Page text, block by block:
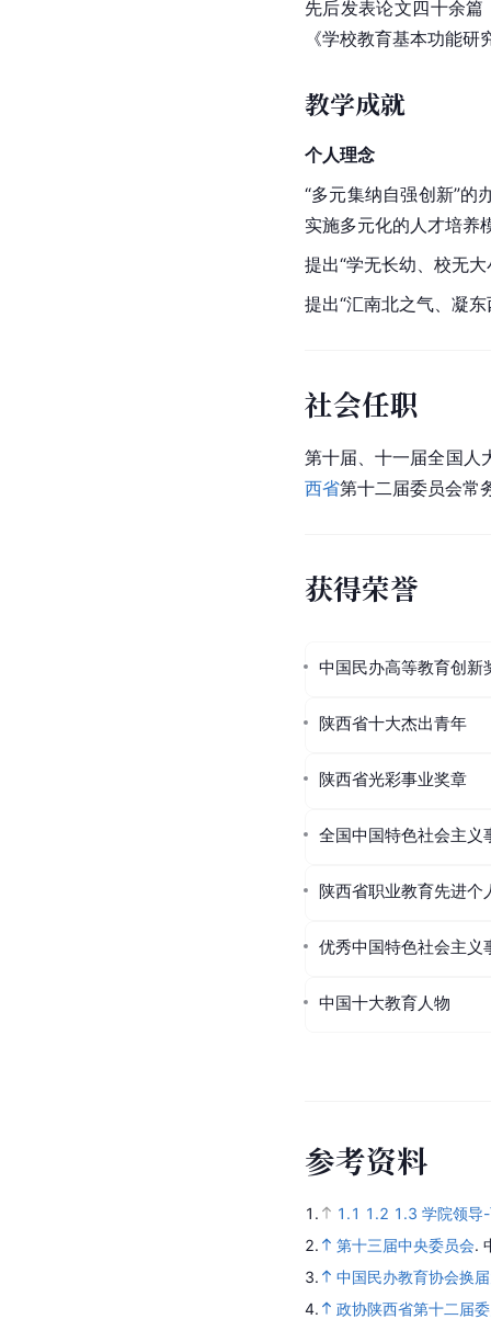
先后发表论文四十余
《学校教育基本功能研
教学成就
个人理念
“多元集纳自强创新”
实施多元化的人才培养
提出“学无长幼、校无
提出“汇南北之气、凝
社会任职
第十届、十一届全国人
西省第十二届委员会常
获得荣誉
中国民办高等教育创新
陕西省十大杰出青年
陕西省光彩事业奖章
全国中国特色社会主义
陕西省职业教育先进个
优秀中国特色社会主义
中国十大教育人物
参考资料
1. 1.1 1.2 1.3 学院领导
2.
第十三届中央委员会.
3.
中国民办教育协会换
4.
政协陕西省第十二届